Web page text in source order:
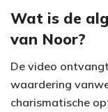
Wat is de
van Noor?
De video
waardering
charismatische